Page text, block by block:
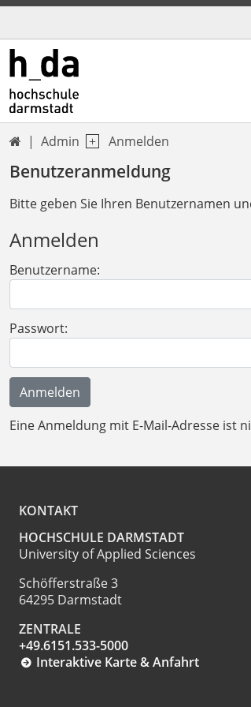
 Admin Anmelden
Benutzeranmeldung
Bitte geben Sie Ihren Benutzernamen
Anmelden
Benutzername:
Passwort:
Eine Anmeldung mit E-Mail-Adresse ist
KONTAKT
HOCHSCHULE DARMSTADT
University of Applied Sciences
Schöfferstraße 3
64295 Darmstadt
ZENTRALE
+49.6151.533-5000
Interaktive Karte & Anfahrt